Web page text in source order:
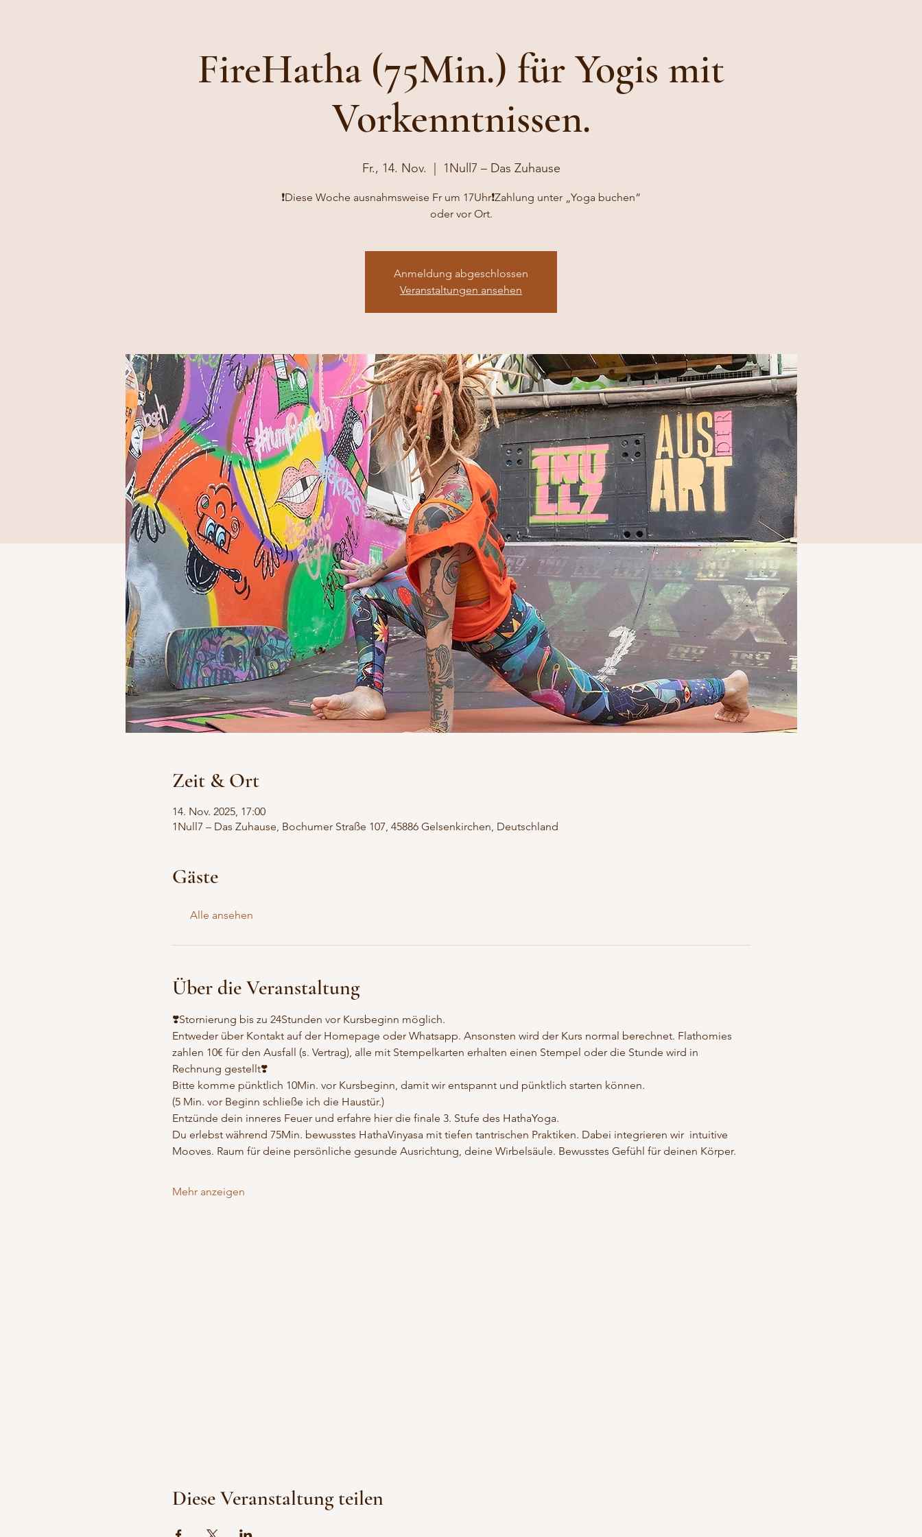
FireHatha (75Min.) für Yogis mit
Vorkenntnissen.
Fr., 14. Nov. 1Null7 – Das Zuhause
❗️Diese Woche ausnahmsweise Fr um 17Uhr❗️Zahlung unter „Yoga buchen“
oder vor Ort.
Anmeldung abgeschlossen
Veranstaltungen ansehen
Zeit & Ort
14. Nov. 2025, 17:00
1Null7 – Das Zuhause, Bochumer Straße 107, 45886 Gelsenkirchen, Deutschland
Gäste
Alle ansehen
Über die Veranstaltung
❣️Stornierung bis zu 24Stunden vor Kursbeginn möglich.
Entweder über Kontakt auf der Homepage oder Whatsapp. Ansonsten wird der Kurs normal berechnet. Flathomies
zahlen 10€ für den Ausfall (s. Vertrag), alle mit Stempelkarten erhalten einen Stempel oder die Stunde wird in
Rechnung gestellt❣️
Bitte komme pünktlich 10Min. vor Kursbeginn, damit wir entspannt und pünktlich starten können.
(5 Min. vor Beginn schließe ich die Haustür.)
Entzünde dein inneres Feuer und erfahre hier die finale 3. Stufe des HathaYoga.
Du erlebst während 75Min. bewusstes HathaVinyasa mit tiefen tantrischen Praktiken. Dabei integrieren wir  intuitive
Mooves. Raum für deine persönliche gesunde Ausrichtung, deine Wirbelsäule. Bewusstes Gefühl für deinen Körper.
Mehr anzeigen
Diese Veranstaltung teilen